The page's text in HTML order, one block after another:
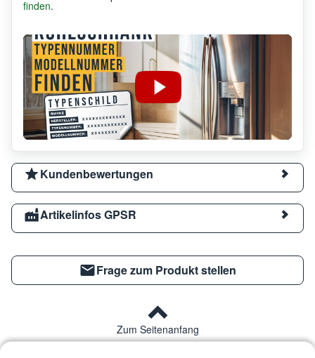
finden.
Kundenbewertungen
Artikelinfos GPSR
Frage zum Produkt stellen
Zum Seitenanfang